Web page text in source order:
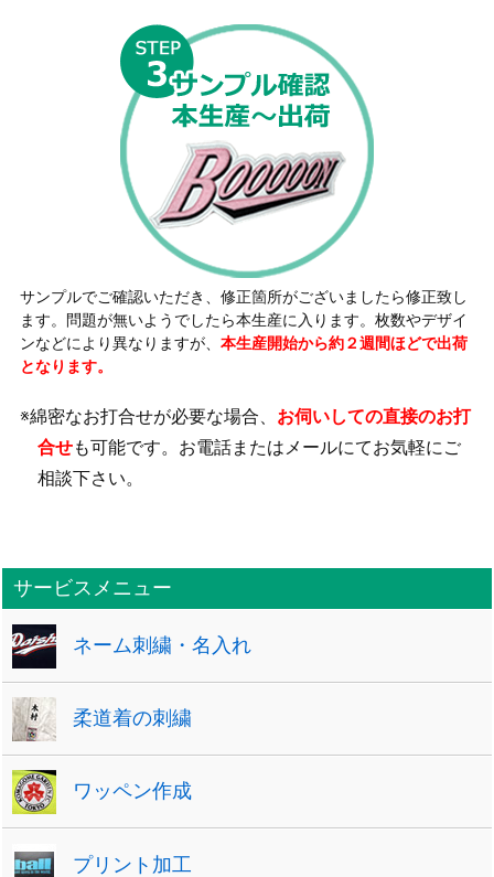
サンプルでご確認いただき、修正箇所がございましたら修正致し
ます。問題が無いようでしたら本生産に入ります。枚数やデザイ
ンなどにより異なりますが、 本生産開始から約２週間ほどで出荷
となります。
※綿密なお打合せが必要な場合、 お伺いしての直接のお打
合せも可能です。お電話またはメールにてお気軽にご
相談下さい。
サービスメニュー
ネーム刺繍・名入れ
柔道着の刺繍
ワッペン作成
プリント加工